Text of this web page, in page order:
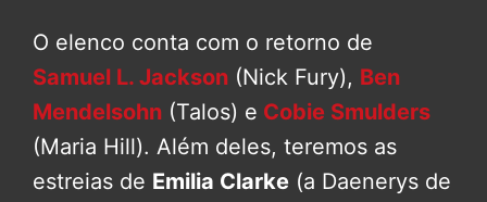
O elenco conta com o retorno de
Samuel L. Jackson (Nick Fury), Ben
Mendelsohn (Talos) e Cobie Smulders
(Maria Hill). Além deles, teremos as
estreias de Emilia Clarke (a Daenerys de